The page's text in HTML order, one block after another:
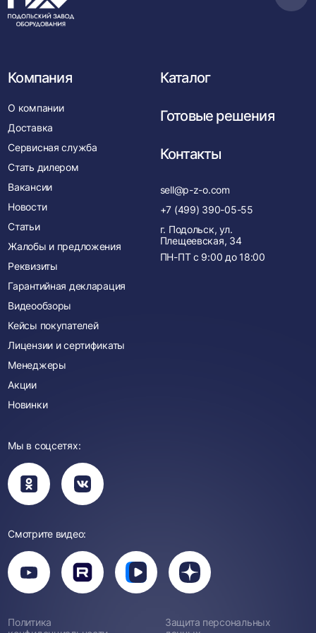
в
Компания
О компании
Доставка
Сервисная служба
Стать дилером
Вакансии
Новости
Статьи
Жалобы и предложения
Реквизиты
Гарантийная декларация
Видеообзоры
Кейсы покупателей
Лицензии и сертификаты
Менеджеры
Акции
Новинки
Каталог
Готовые решения
Контакты
sell@p-z-o.com
+7 (499) 390-05-55
г. Подольск, ул.
Плещеевская, 34
ПН-ПТ с 9:00 до 18:00
Мы в соцсетях:
Вы
перейдете
в
группу
Вы
перейдете
в
группу
Смотрите видео:
Вы
перейдете
на
канал
Вы
перейдете
Вы
перейдете
Вы
перейдете
Дзен
Политика
Защита персональных